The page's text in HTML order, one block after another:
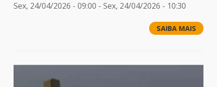
Sex, 24/04/2026 - 09:00 - Sex, 24/04/2026 - 10:30
SAIBA MAIS